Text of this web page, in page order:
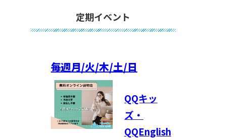
定期イベント
毎週月/火/木/土/日
QQキッ
ズ・
QQEnglish